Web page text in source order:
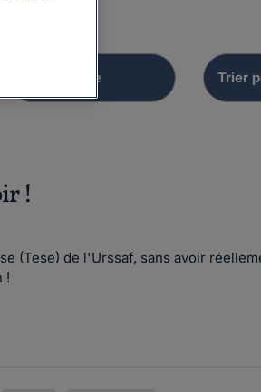
!
(Tese) de l'Urssaf, sans avoir
!